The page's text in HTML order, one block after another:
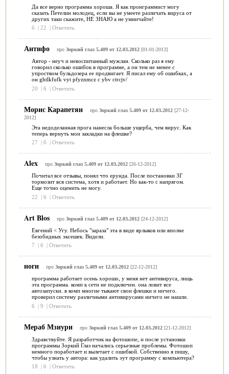
Да все верно программа хороша. Я как пронграммист могу
сказать Петелин молодец, если вы не умеете различать вируса от
других таки скажите, НЕ ЗНАЮ а не умничайте!
6
| 22 | Ответить
Антифо про Зоркий глаз 5.409 от 12.03.2012[01-01-2013]
Автор - неуч и невоспитанный мужлан. Сколько раз я ему
говорил сколько ошибок в программе, а он тем не менее с
упроством бульдозера ее продвигает. Я писал ему об ошибках, а
он ghtlkfufk vyt pfyznmcz c ybv ctrcjv/
20
| 6 | Ответить
Морис Карапетян про Зоркий глаз 5.409 от 12.03.2012[27-12-
2012]
Эта недоделанная прога нанесла больше ущерба, чем вирус. Как
теперь вернуть мои закладки на флешке?
27
| 6 | Ответить
Alex про Зоркий глаз 5.409 от 12.03.2012[26-12-2012]
Почитал все отзывы, понял что ерунда. После постановки ЗГ
тормозит вся система, хотя и работает. Но как-то с напрягом.
Еще точно оценить не могу.
22
| 6 | Ответить
Art Blos про Зоркий глаз 5.409 от 12.03.2012[24-12-2012]
Евгений < Угу. Небось "зараза" эта в виде ярлыков или вполне
безобидных эксешек. Видели.
7
| 6 | Ответить
ноги про Зоркий глаз 5.409 от 12.03.2012[22-12-2012]
программа работает осень хорошо, у меня нет антивируса, лищь
эта программа. комп к сети не подключен. она ловит все
автозапуски. в комп многие тыкают свои флешки и ничего.
проверил систему различными антивирусами ничего не нашли.
6
| 9 | Ответить
Мераб Мзиури про Зоркий глаз 5.409 от 12.03.2012[21-12-2012]
Здравствуйте. Я разработчик на фотошопе, и после установки
программы Зоркий Глаз начались серьезные проблемы. Фотошоп
немного поработает и вылетает с ошибкой. Собственно я пишу,
чтобы узнать у автора: как удалить эут программу с компьютера?
18
| 6 | Ответить